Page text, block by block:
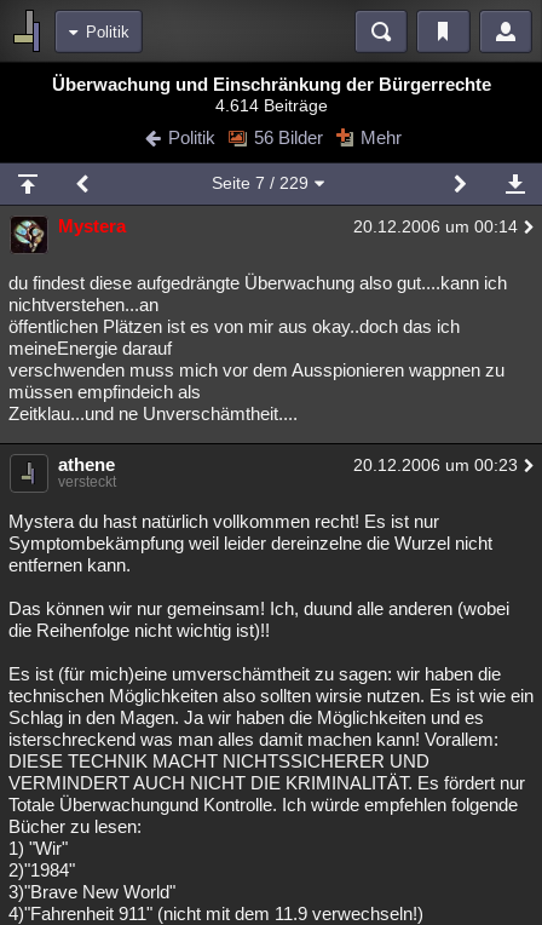
Politik
Bereiche
Blogs Videos
Chat Wiki Neuigkeiten
meine Rubriken
Menschen Mystery Kriminalfälle
Spiritualität Verschwörungen Technologie Ufologie
Natur Umfragen Unterhaltung
weitere Rubriken
Philosophie Träume
Astronomie Helpdesk Gruppen Gaming Filme
Musik
Übersichten
Besucht Teilgenommen
Lesenswert Schlüsselwörter
Überwachung und Einschränkung der Bürgerrechte
4.614 Beiträge
Politik 56 Bilder Mehr
Seite 7 / 229
Mystera 20.12.2006 um 00:14
du findest diese aufgedrängte Überwachung also gut....kann ich
nichtverstehen...an
öffentlichen Plätzen ist es von mir aus okay..doch das ich
meineEnergie darauf
verschwenden muss mich vor dem Ausspionieren wappnen zu
müssen empfindeich als
Zeitklau...und ne Unverschämtheit....
athene 20.12.2006 um 00:23
versteckt
Mystera du hast natürlich vollkommen recht! Es ist nur
Symptombekämpfung weil leider dereinzelne die Wurzel nicht
entfernen kann.
Das können wir nur gemeinsam! Ich, duund alle anderen (wobei
die Reihenfolge nicht wichtig ist)!!
Es ist (für mich)eine umverschämtheit zu sagen: wir haben die
technischen Möglichkeiten also sollten wirsie nutzen. Es ist wie ein
Schlag in den Magen. Ja wir haben die Möglichkeiten und es
isterschreckend was man alles damit machen kann! Vorallem:
DIESE TECHNIK MACHT NICHTSSICHERER UND
VERMINDERT AUCH NICHT DIE KRIMINALITÄT. Es fördert nur
Totale Überwachungund Kontrolle. Ich würde empfehlen folgende
Bücher zu lesen:
1) "Wir"
2)"1984"
3)"Brave New World"
4)"Fahrenheit 911" (nicht mit dem 11.9 verwechseln!)